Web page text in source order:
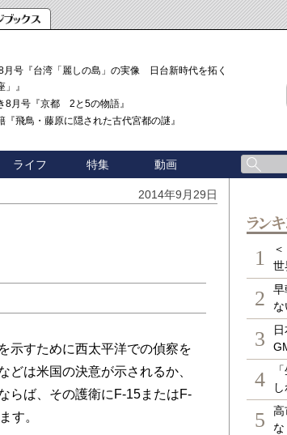
月号『台湾「麗しの島」の実像 日台新時代を拓く「3
』
8月号『京都 2と5の物語』
『飛鳥・藤原に隠された古代宮都の謎』
ライフ 特集 動画
2014年9月29日
示すために西太平洋での偵察を
は米国の決意が示されるか、
らば、その護衛にF-15またはF-
す。
1
世
2
早
3
4
5
高